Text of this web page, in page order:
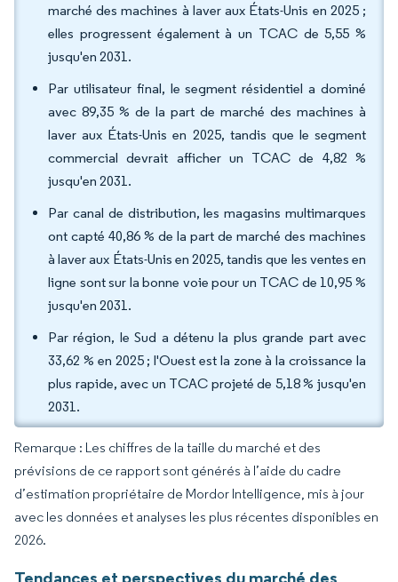
marché des machines à laver aux États-Unis en 2025 ;
elles progressent également à un TCAC de 5,55 %
jusqu'en 2031.
Par utilisateur final, le segment résidentiel a dominé
avec 89,35 % de la part de marché des machines à
laver aux États-Unis en 2025, tandis que le segment
commercial devrait afficher un TCAC de 4,82 %
jusqu'en 2031.
Par canal de distribution, les magasins multimarques
ont capté 40,86 % de la part de marché des machines
à laver aux États-Unis en 2025, tandis que les ventes en
ligne sont sur la bonne voie pour un TCAC de 10,95 %
jusqu'en 2031.
Par région, le Sud a détenu la plus grande part avec
33,62 % en 2025 ; l'Ouest est la zone à la croissance la
plus rapide, avec un TCAC projeté de 5,18 % jusqu'en
2031.
Remarque : Les chiffres de la taille du marché et des
prévisions de ce rapport sont générés à l’aide du cadre
d’estimation propriétaire de Mordor Intelligence, mis à jour
avec les données et analyses les plus récentes disponibles en
2026.
Tendances et perspectives du marché des